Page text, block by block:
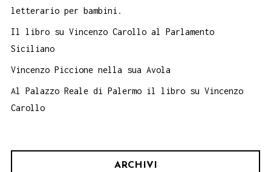
letterario per bambini.
Il libro su Vincenzo Carollo al Parlamento
Siciliano
Vincenzo Piccione nella sua Avola
Al Palazzo Reale di Palermo il libro su Vincenzo
Carollo
ARCHIVI